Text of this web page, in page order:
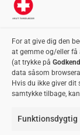
For at give dig den
at gemme og/eller få
(at trykke på
data såsom
Hvis du ikke giver dit
samtykke tilbage,
Funktionsdygtig
2800 Kongens
Lyngby
74